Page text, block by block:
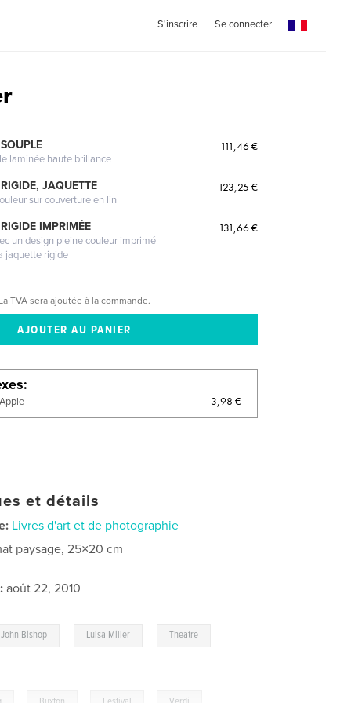
S'inscrire Se connecter
laminée haute brillance
111,46 €
JAQUETTE
sur couverture en lin
123,25 €
IMPRIMÉE
un design pleine couleur imprimé
jaquette rigide
131,66 €
La TVA sera ajoutée à la commande.
3,98 €
et détails
Livres d'art et de photographie
paysage, 25×20 cm
août 22, 2010
John Bishop Luisa Miller Theatre